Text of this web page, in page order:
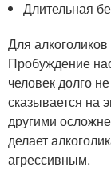
Длительная
Для
Пробуждение
человек долго
сказывается на
другими
делает
агрессивным.